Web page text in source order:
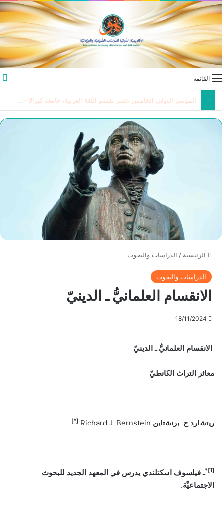
القائمة
ندوة في الأردن حول “القدس … بين استهداف الوجود و اسيدامة الشاهد الحضاري “
الرئيسية / الدراسات والبحوث
الدراسات والبحوث
الانقسام العلمانيُّ ـ الدينيّ
18/11/2024
الانقسام العلمانيُّ ـ الدينيّ
معاثر التراث الكانطيّ
ريتشارد ج. برنشتاين Richard J. Bernstein
[*]
[1]
*ـ فيلسوف اسكتلندي يدرس في المعهد الجديد للبحوث
الاجتماعيَّة.